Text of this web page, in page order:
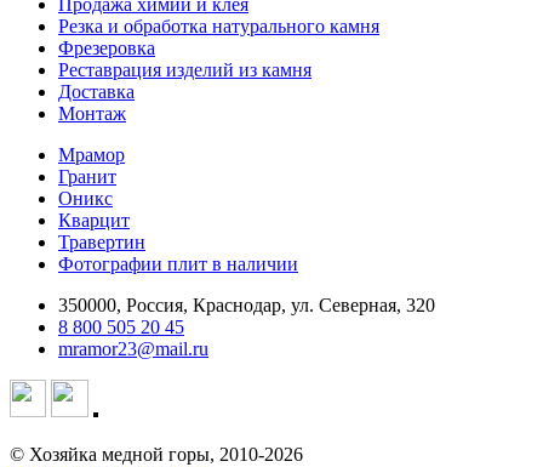
Резка и обработка натурального камня
Фрезеровка
Реставрация изделий из камня
Доставка
Монтаж
Мрамор
Гранит
Оникс
Кварцит
Травертин
Фотографии плит в наличии
350000, Россия, Краснодар, ул. Северная, 320
8 800 505 20 45
mramor23@mail.ru
© Хозяйка медной горы, 2010-2026